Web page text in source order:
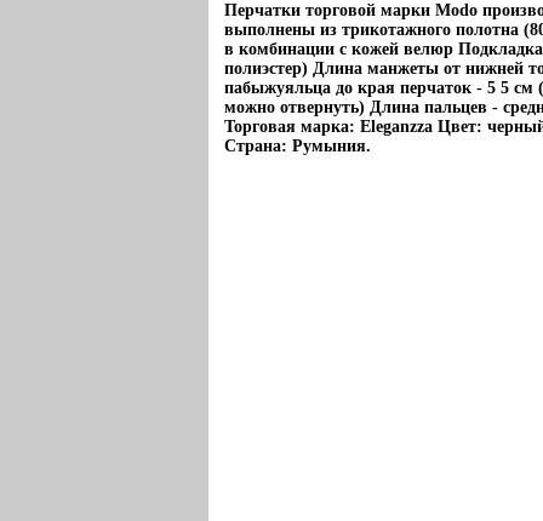
Перчатки торговой марки Modo
выполнены из трикотажного полотна
в комбинации с кожей велюр
полиэстер) Длина манжеты от нижней
пабыжуяльца до края перчаток - 5 5
можно отвернуть) Длина пальцев -
Торговая марка: Eleganzza Цвет:
Страна: Румыния.